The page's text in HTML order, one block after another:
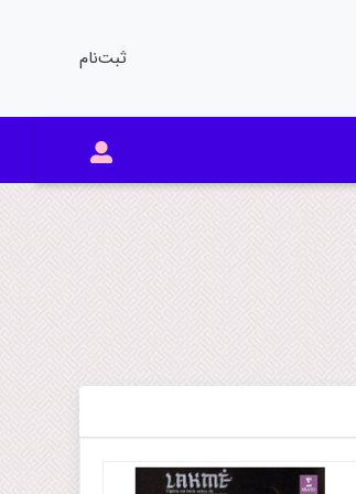
ثبت‌نام